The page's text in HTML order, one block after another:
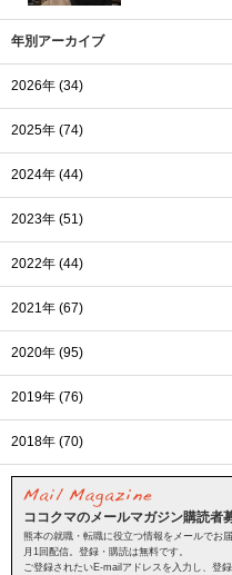
年別アーカイブ
2026年 (34)
2025年 (74)
2024年 (44)
2023年 (51)
2022年 (44)
2021年 (67)
2020年 (95)
2019年 (76)
2018年 (70)
ココクマのメールマガジン購読者
熊本の就職・転職に役立つ情報をメールでお届
月1回配信。登録・購読は無料です。
ご登録されたいE-mailアドレスを入力し、登